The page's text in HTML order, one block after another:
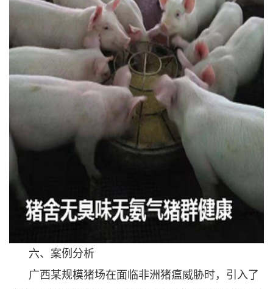
六、案例分析
广西某规模猪场在面临非洲猪瘟威胁时，引入了